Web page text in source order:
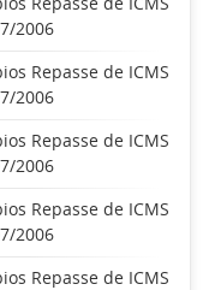
2006
Repasse de ICMS
2006
Repasse de ICMS
2006
Repasse de ICMS
2006
Repasse de ICMS